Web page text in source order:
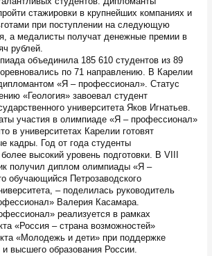
стажировки в крупнейших компаниях и
при поступлении на следующую
а медалисты получат денежные премии в
рублей.
объединила 185 610 студентов из 89
по 71 направлению. В Карелии
«Я – профессионал». Статус
«Геология» завоевал студент
университета Яков Игнатьев.
участия в олимпиаде «Я – профессионал»
в университетах Карелии готовят
кадры. Год от года студенты
высокий уровень подготовки. В VIII
получил диплом олимпиады «Я –
обучающийся Петрозаводского
– поделилась руководитель
Валерия Касамара.
реализуется в рамках
«Россия – страна возможностей»
«Молодежь и дети» при поддержке
и высшего образования России.